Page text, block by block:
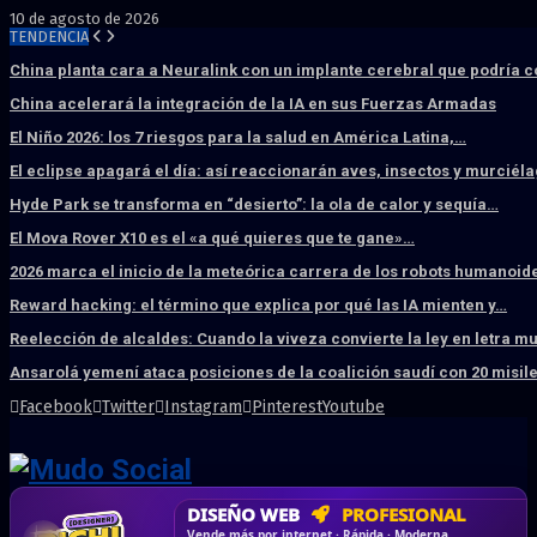
10 de agosto de 2026
TENDENCIA
China planta cara a Neuralink con un implante cerebral que podría
China acelerará la integración de la IA en sus Fuerzas Armadas
El Niño 2026: los 7 riesgos para la salud en América Latina,…
El eclipse apagará el día: así reaccionarán aves, insectos y
Hyde Park se transforma en “desierto”: la ola de calor y sequía…
El Mova Rover X10 es el «a qué quieres que te gane»…
2026 marca el inicio de la meteórica carrera de los robots
Reward hacking: el término que explica por qué las IA mienten y…
Reelección de alcaldes: Cuando la viveza convierte la ley en letra
Ansarolá yemení ataca posiciones de la coalición saudí con 20
Facebook Twitter Instagram PinterestYoutube
HOSTING SSD SÚPER RÁPIDO
DISEÑO WEB PROFESIONAL
CRM & DASHBOARD A MEDIDA
CORREO CORPORATIVO